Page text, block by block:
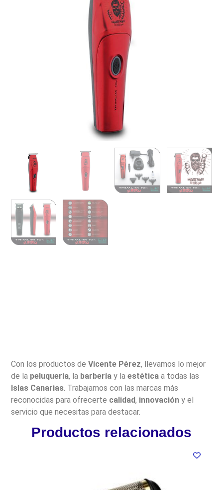
Con los productos deVicente Pérez, llevamos lo mejor
de la peluquería, la barbería y laestética a todas las
Islas Canarias. Trabajamos con las marcas más
reconocidas para ofrecerte calidad, innovación y el
servicio que necesitas para destacar.
Productos relacionados